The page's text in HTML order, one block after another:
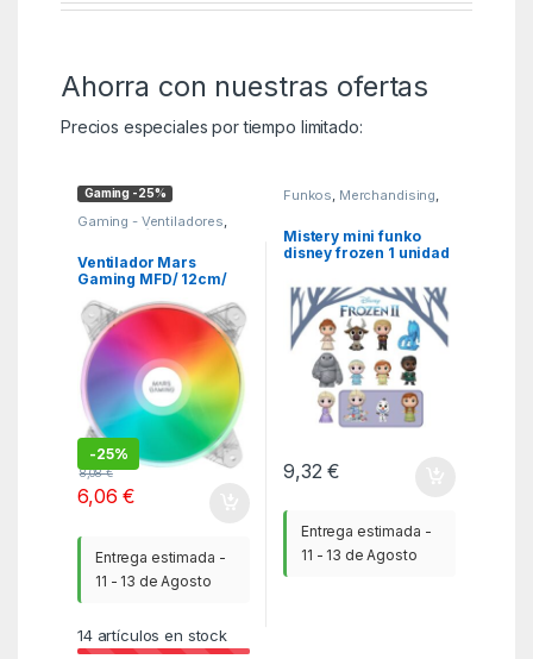
Ahorra con nuestras ofertas
Precios especiales por tiempo limitado:
Gaming -25%
Gaming - Ventiladores,
Periféricos Gaming
Ventilador Mars
Gaming MFD/ 12cm/
RGB
-25%
8,08€
6,06€
Entrega estimada -
11 - 13 de Agosto
14artículos en stock
Funkos, Merchandising,
Mistery mini funko
disney frozen 1 unidad
9,32€
Entrega estimada -
11 - 13 de Agosto